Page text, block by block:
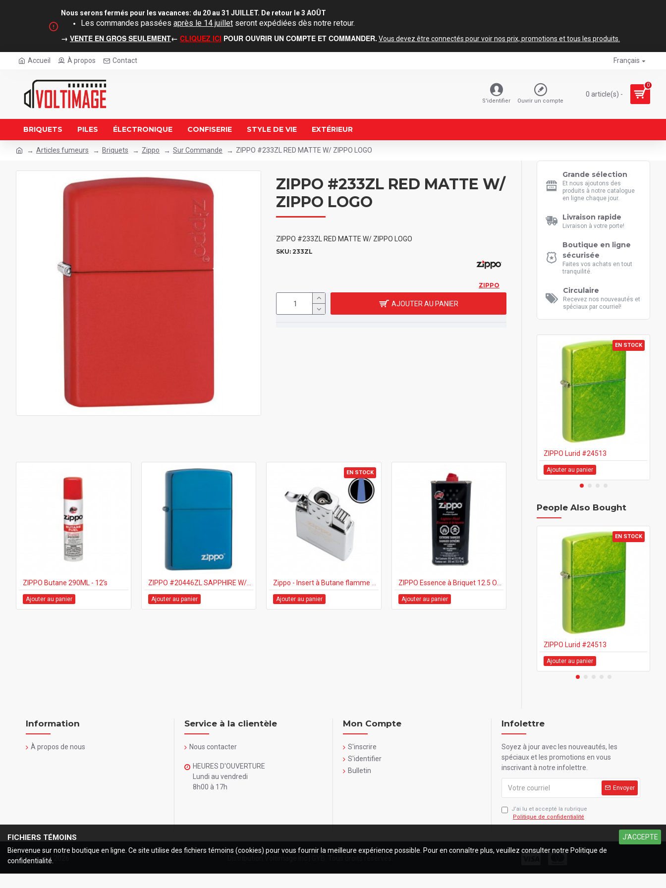
Nous serons fermés pour les vacances: du 20 au 31 JUILLET. De retour le 3 AOÛT
Les commandes passées après le 14 juillet seront expédiées dès notre retour.
→ VENTE EN GROS SEULEMENT← CLIQUEZ ICI POUR OUVRIR UN COMPTE ET COMMANDER. Vous devez être connectés pour voir nos prix, promotions et tous les produits.
Accueil À propos Contact Français
S'identifier Ouvrir un compte
0 article(s) -
0
BRIQUETS PILES ÉLECTRONIQUE CONFISERIE STYLE DE VIE EXTÉRIEUR
Articles fumeurs Briquets Zippo Sur Commande ZIPPO #233ZL RED MATTE W/ ZIPPO LOGO
ZIPPO #233ZL RED MATTE W/
ZIPPO LOGO
ZIPPO #233ZL RED MATTE W/ ZIPPO LOGO
SKU: 233ZL
ZIPPO
AJOUTER AU PANIER
ZIPPO Butane 290ML - 12's
Ajouter au panier
ZIPPO #20446ZL SAPPHIRE W/ZIPPO LOGO
Ajouter au panier
EN STOCK
Ajouter au panier Ajouter au panier
Grande sélection
Et nous ajoutons des
produits à notre catalogue
en ligne chaque jour.
Livraison rapide
Livraison à votre porte!
Boutique en ligne
sécurisée
Faites vos achats en tout
tranquilité.
Circulaire
Recevez nos nouveautés et
spéciaux par courriel!
EN STOCK
ZIPPO Lurid #24513
Ajouter au panier
People Also Bought
EN STOCK
ZIPPO Lurid #24513
Ajouter au panier
Information
À propos de nous
Service à la clientèle
Nous contacter
HEURES D'OUVERTURE
Lundi au vendredi
8h00 à 17h
Mon Compte
S'inscrire
S'identifier
Bulletin
Infolettre
Soyez à jour avec les nouveautés, les
spéciaux et les promotions en vous
inscrivant à notre infolettre.
Envoyer
J’ai lu et accepté la rubrique
Politique de confidentialité
©Copyright
J'ACCEPTE
FICHIERS TÉMOINS
Bienvenue sur notre boutique en ligne. Ce site utilise des fichiers témoins (cookies) pour vous fournir la meilleure expérience possible. Pour en connaître plus, veuillez consulter notre Politique de
confidentialité.